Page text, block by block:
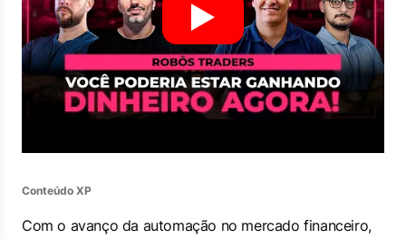
Conteúdo XP
Com o avanço da automação no mercado financeiro,